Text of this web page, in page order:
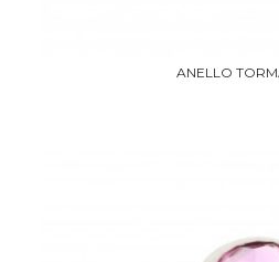
ANELLO